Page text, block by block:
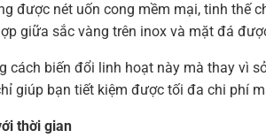
được nét uốn cong mềm mại, tinh thế
giữa sắc vàng trên inox và mặt đá
cách biến đổi linh hoạt này mà thay vì
giúp bạn tiết kiệm được tối đa chi phí
thời gian